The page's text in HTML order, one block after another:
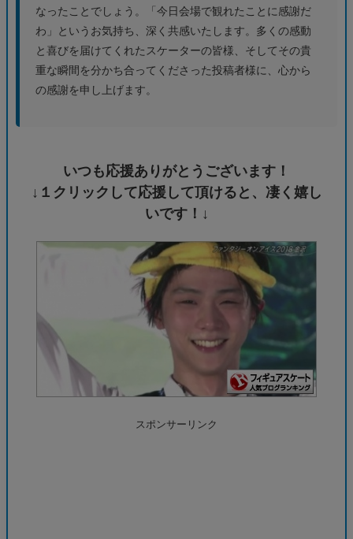
なったことでしょう。「今日会場で観れたことに感謝だ
わ」というお気持ち、深く共感いたします。多くの感動
と喜びを届けてくれたスケーターの皆様、そしてその貴
重な瞬間を分かち合ってくださった投稿者様に、心から
の感謝を申し上げます。
いつも応援ありがとうございます！
↓１クリックして応援して頂けると、凄く嬉し
いです！↓
スポンサーリンク